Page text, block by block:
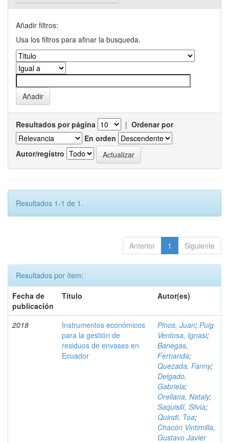
Añadir filtros:
Usa los filtros para afinar la busqueda.
Resultados por página | Ordenar por
En orden
Autor/registro
Resultados 1-1 de 1.
Anterior 1 Siguiente
Resultados por ítem:
Fecha de
publicación
Título Autor(es)
2018
Instrumentos económicos
para la gestión de
residuos de envases en
Ecuador
Pinos, Juan; Puig
Ventosa, Ignasi;
Banegas,
Fernanda;
Quezada, Fanny;
Delgado,
Gabriela;
Orellana, Nataly;
Saquisilí, Silvia;
Quindi, Toa;
Chacón Vintimilla,
Gustavo Javier